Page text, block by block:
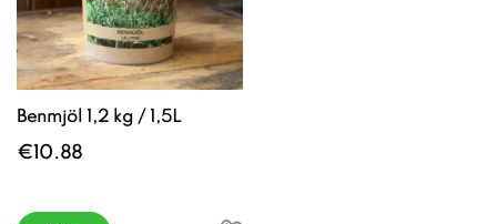
Benmjöl 1,2 kg / 1,5L
€10.88